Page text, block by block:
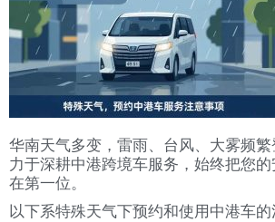
华南天气多变，雷雨、台风、大雾频
力于深耕中港跨境车服务，始终把您
在第一位。
以下系特殊天气下预约和使用中港车的